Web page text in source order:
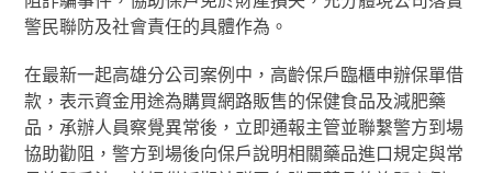
警民聯防及社會責任的具體作為。
在最新一起高雄分公司案例中，高齡保戶臨櫃申辦保單借
款，表示資金用途為購買網路販售的保健食品及減肥藥
品，承辦人員察覺異常後，立即通報主管並聯繫警方到場
協助勸阻，警方到場後向保戶說明相關藥品進口規定與常